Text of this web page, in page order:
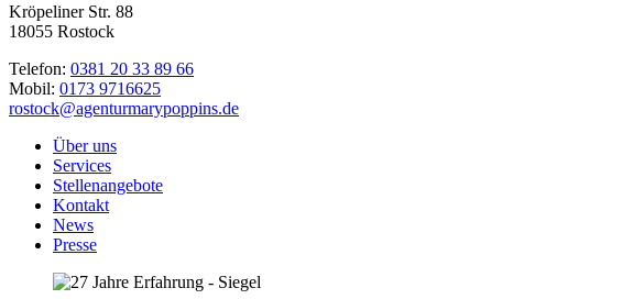
Kröpeliner Str. 88
18055 Rostock
Telefon: 0381 20 33 89 66
Mobil: 0173 9716625
rostock@agenturmarypoppins.de
Über uns
Services
Stellenangebote
Kontakt
News
Presse